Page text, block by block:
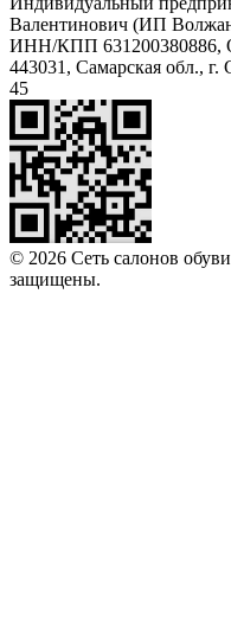
Валентинович (ИП
ИНН/КПП 631200380886,
443031, Самарская обл., г.
45
© 2026 Сеть салонов
защищены.